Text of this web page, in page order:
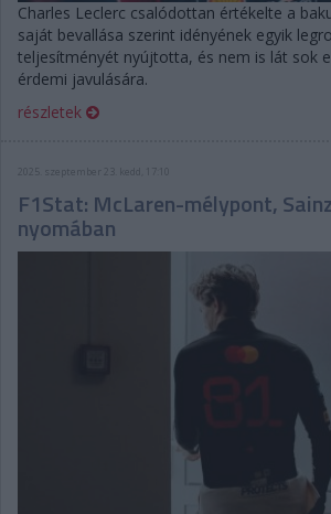
Charles Leclerc csalódottan értékelte a
saját bevallása szerint idényének egyik
teljesítményét nyújtotta, és nem is lát sok
érdemi javulására.
részletek
2025. szeptember 23. kedd, 17:10
F1Stat: McLaren-mélypont,
nyomában